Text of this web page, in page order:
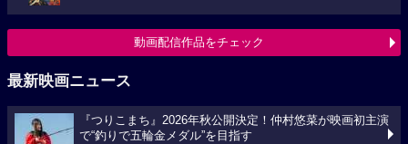
動画配信作品をチェック
最新映画ニュース
『つりこまち』2026年秋公開決定！仲村悠菜が映画初主演
で“釣りで五輪金メダル”を目指す